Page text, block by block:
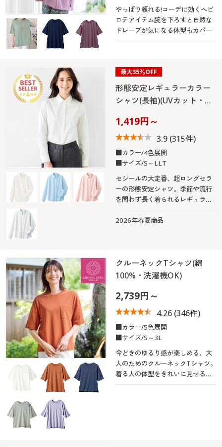
やっぱり頼れる!コーデに効くヘビ
ロテアイテム腕を下ろすと自然な
ドレープが気になる体型もカバー
最大35％OFF
形態安定レギュラーカラー
シャツ(長袖)(UVカット・…
1,419円～
3.9(315件)
■カラー/4色展開
■サイズ/S～LLT
セシールの大定番、超ロングセラ
ーの形態安定シャツ。季節や流行
を問わず長く着られるレギュラー
2026年春夏商品
クルーネックTシャツ(綿
100%・洗濯機OK)
2,739円～
4.26(346件)
■カラー/5色展開
■サイズ/S～3L
今どきのゆるり感が楽しめる、大
人のためのクルーネックTシャツ。
着る人の体型をきれいに見せる絶
妙シルエットが注目ポイントで